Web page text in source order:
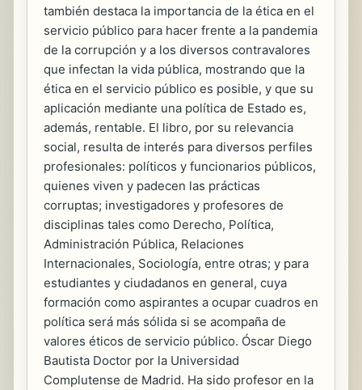
también destaca la importancia de la ética en el
servicio público para hacer frente a la pandemia
de la corrupción y a los diversos contravalores
que infectan la vida pública, mostrando que la
ética en el servicio público es posible, y que su
aplicación mediante una política de Estado es,
además, rentable. El libro, por su relevancia
social, resulta de interés para diversos perfiles
profesionales: políticos y funcionarios públicos,
quienes viven y padecen las prácticas
corruptas; investigadores y profesores de
disciplinas tales como Derecho, Política,
Administración Pública, Relaciones
Internacionales, Sociología, entre otras; y para
estudiantes y ciudadanos en general, cuya
formación como aspirantes a ocupar cuadros en
política será más sólida si se acompaña de
valores éticos de servicio público. Óscar Diego
Bautista Doctor por la Universidad
Complutense de Madrid. Ha sido profesor en la